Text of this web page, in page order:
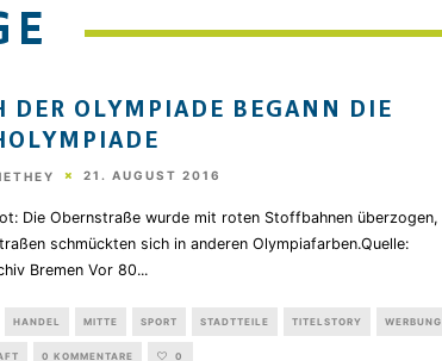
DER OLYMPIADE BEGANN DIE
21. AUGUST 2016
Die Obernstraße wurde mit roten Stoffbahnen überzogen,
schmückten sich in anderen Olympiafarben.Quelle:
Bremen Vor 80...
HANDEL MITTE SPORT STADTTEILE TITELSTORY WERBUNG
0 KOMMENTARE 0